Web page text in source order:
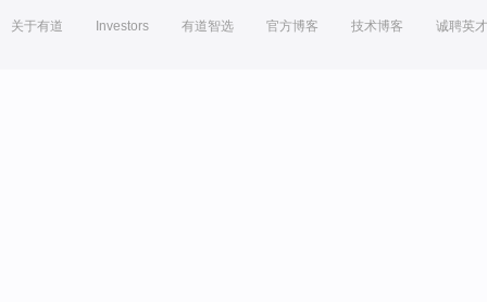
关于有道 Investors 有道智选 官方博客 技术博客 诚聘英才